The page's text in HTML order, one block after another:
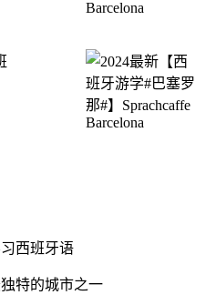
西班牙语
特的城市之一